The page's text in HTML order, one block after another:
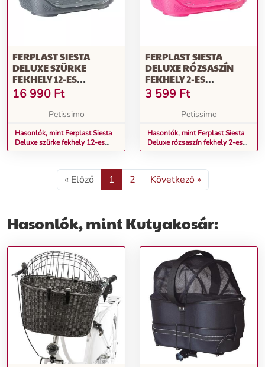
FERPLAST SIESTA
DELUXE SZÜRKE
FEKHELY 12-ES
(70212947)
16 990 Ft
Petissimo
Hasonlók, mint Ferplast Siesta
Deluxe szürke fekhely 12-es
(70212947)
FERPLAST SIESTA
DELUXE RÓZSASZÍN
FEKHELY 2-ES
(70202916)
3 599 Ft
Petissimo
Hasonlók, mint Ferplast Siesta
Deluxe rózsaszín fekhely 2-es
(70202916)
« Előző 1 2 Következő »
Hasonlók, mint Kutyakosár: